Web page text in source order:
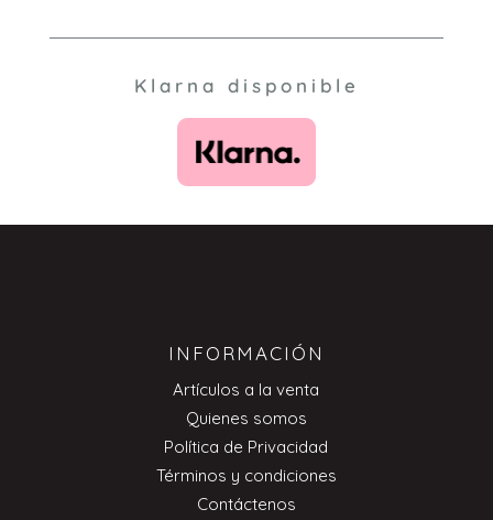
Klarna disponible
INFORMACIÓN
Artículos a la venta
Quienes somos
Política de Privacidad
Términos y condiciones
Contáctenos